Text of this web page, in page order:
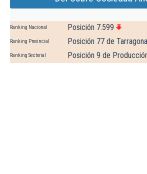
Ranking Nacional Posición 7.599
Ranking Provincial Posición 77 de Tarragona
Ranking Sectorial Posición 9 de